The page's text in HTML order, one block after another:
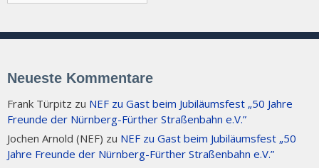
Neueste Kommentare
Frank Türpitz zu NEF zu Gast beim Jubiläumsfest „50 Jahre
Freunde der Nürnberg-Fürther Straßenbahn e.V.”
Jochen Arnold (NEF) zu NEF zu Gast beim Jubiläumsfest „50
Jahre Freunde der Nürnberg-Fürther Straßenbahn e.V.”